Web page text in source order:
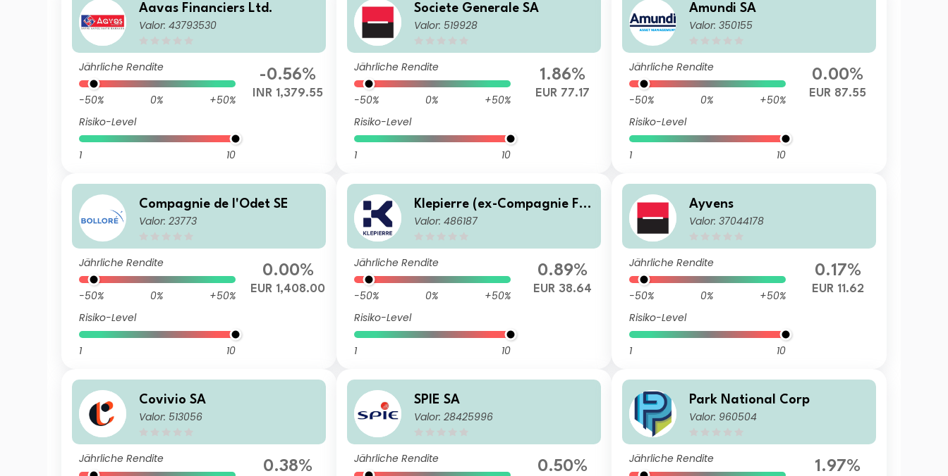
Aavas Financiers Ltd.
Valor: 43793530
Jährliche Rendite
-50% 0%
+50%
Risiko-Level
1 10
-0.56%
INR 1,379.55
Societe Generale SA
Valor: 519928
Jährliche Rendite
-50% 0%
+50%
Risiko-Level
1 10
1.86%
EUR 77.17
Amundi SA
Valor: 350155
Jährliche Rendite
-50% 0%
+50%
Risiko-Level
1 10
0.00%
EUR 87.55
Compagnie de l'Odet SE
Valor: 23773
Jährliche Rendite
-50% 0%
+50%
Risiko-Level
1 10
0.00%
EUR 1,408.00
Klepierre (ex-Compagnie Fo
nciere Klepierre) SA
Valor: 486187
Jährliche Rendite
-50% 0%
+50%
Risiko-Level
1 10
0.89%
EUR 38.64
Ayvens
Valor: 37044178
Jährliche Rendite
-50% 0%
+50%
Risiko-Level
1 10
0.17%
EUR 11.62
Covivio SA
Valor: 513056
Jährliche Rendite 0.38%
SPIE SA
Valor: 28425996
Jährliche Rendite 0.50%
Park National Corp
Valor: 960504
Jährliche Rendite 1.97%